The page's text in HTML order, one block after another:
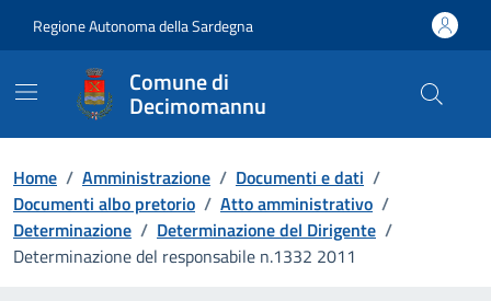
Regione Autonoma della Sardegna
Comune di
Decimomannu
Home / Amministrazione / Documenti e dati /
Documenti albo pretorio / Atto amministrativo /
Determinazione / Determinazione del Dirigente /
Determinazione del responsabile n.1332 2011